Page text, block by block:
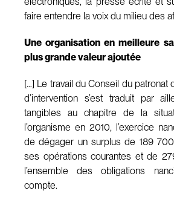
faire entendre la voix du milieu des
Une organisation en meilleure
plus grande valeur ajoutée
[…] Le travail du Conseil du
d’intervention s’est traduit par
tangibles au chapitre de la
l’organisme en 2010, l’exercice
de dégager un surplus de 189
ses opérations courantes et de
l’ensemble des obligations
compte.